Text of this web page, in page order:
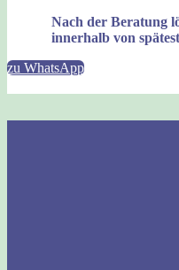
Nach der Beratung
innerhalb von
zu WhatsApp